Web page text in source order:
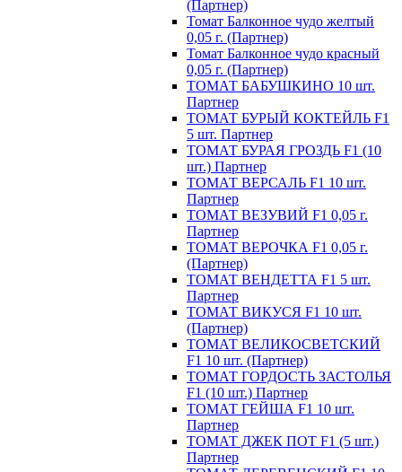
(Партнер)
Томат Балконное чудо желтый
0,05 г. (Партнер)
Томат Балконное чудо красный
0,05 г. (Партнер)
ТОМАТ БАБУШКИНО 10 шт.
Партнер
ТОМАТ БУРЫЙ КОКТЕЙЛЬ F1
5 шт. Партнер
ТОМАТ БУРАЯ ГРОЗДЬ F1 (10
шт.) Партнер
ТОМАТ ВЕРСАЛЬ F1 10 шт.
Партнер
ТОМАТ ВЕЗУВИЙ F1 0,05 г.
Партнер
ТОМАТ ВЕРОЧКА F1 0,05 г.
(Партнер)
ТОМАТ ВЕНДЕТТА F1 5 шт.
Партнер
ТОМАТ ВИКУСЯ F1 10 шт.
(Партнер)
ТОМАТ ВЕЛИКОСВЕТСКИЙ
F1 10 шт. (Партнер)
ТОМАТ ГОРДОСТЬ ЗАСТОЛЬЯ
F1 (10 шт.) Партнер
ТОМАТ ГЕЙША F1 10 шт.
Партнер
ТОМАТ ДЖЕК ПОТ F1 (5 шт.)
Партнер